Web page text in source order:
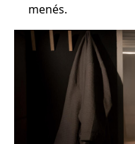
menés.